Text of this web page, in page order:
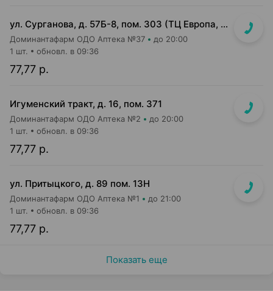
ул. Сурганова, д. 57Б-8, пом. 303 (ТЦ Европа, 3 этаж)
Доминантафарм ОДО Аптека №37 до 20:00
77,77 р.
1 шт. обновл. в 09:36
Игуменский тракт, д. 16, пом. 371
Доминантафарм ОДО Аптека №2 до 20:00
77,77 р.
1 шт. обновл. в 09:36
ул. Притыцкого, д. 89 пом. 13Н
Доминантафарм ОДО Аптека №1 до 21:00
77,77 р.
1 шт. обновл. в 09:36
Показать еще